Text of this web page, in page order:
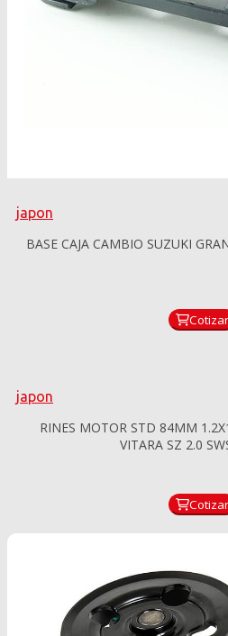
japon
BASE CAJA CAMBIO SUZUKI
Cotizar
japon
RINES MOTOR STD 84MM
VITARA SZ 2.0
Cotizar